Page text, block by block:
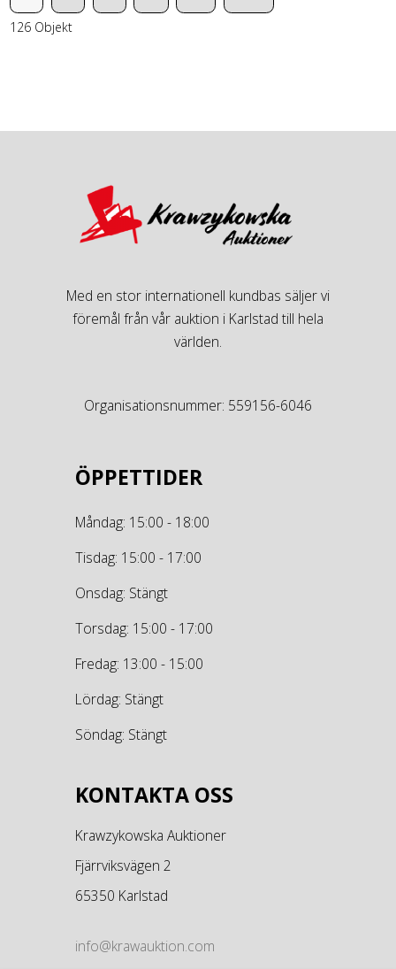
126 Objekt
Med en stor internationell kundbas säljer vi
föremål från vår auktion i Karlstad till hela
världen.
Organisationsnummer: 559156-6046
ÖPPETTIDER
Måndag: 15:00 - 18:00
Tisdag: 15:00 - 17:00
Onsdag: Stängt
Torsdag: 15:00 - 17:00
Fredag: 13:00 - 15:00
Lördag: Stängt
Söndag: Stängt
KONTAKTA OSS
Krawzykowska Auktioner
Fjärrviksvägen 2
65350 Karlstad
info@krawauktion.com